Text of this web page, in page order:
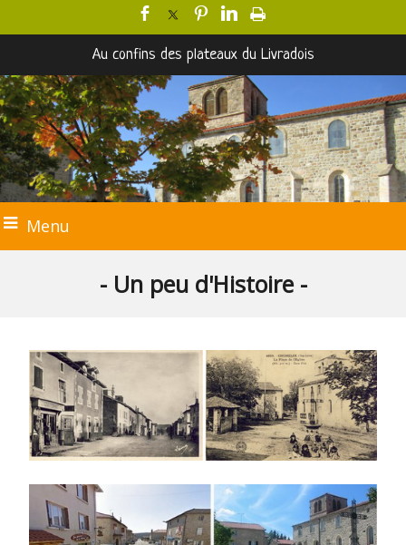
Au confins des plateaux du Livradois
Menu
- Un peu d'Histoire -